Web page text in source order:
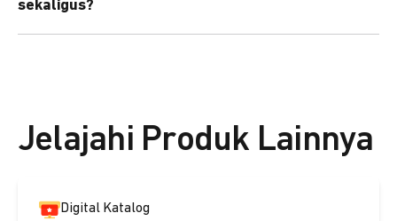
kebutuhan Anda.
sekaligus?
Jelajahi Produk Lainnya
Digital Katalog